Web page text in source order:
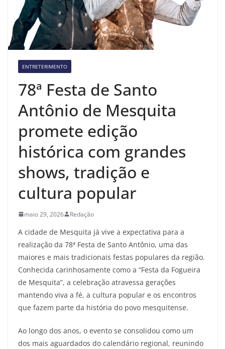
ENTRETERIMENTO
78ª Festa de Santo
Antônio de Mesquita
promete edição
histórica com grandes
shows, tradição e
cultura popular
maio 29, 2026 Redação
A cidade de Mesquita já vive a expectativa para a
realização da 78ª Festa de Santo Antônio, uma das
maiores e mais tradicionais festas populares da região.
Conhecida carinhosamente como a “Festa da Fogueira
de Mesquita”, a celebração atravessa gerações
mantendo viva a fé, a cultura popular e os encontros
que fazem parte da história do povo mesquitense.
Ao longo dos anos, o evento se consolidou como um
dos mais aguardados do calendário regional, reunindo